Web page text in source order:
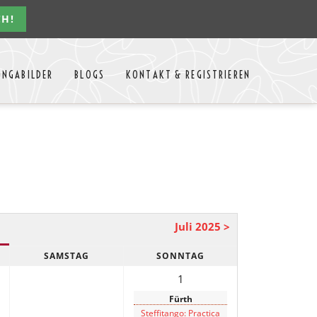
Jahres
BLOGS KONTAKT & REGISTRIEREN
Kontakt
Juli 2025 >
SAMSTAG SONNTAG
1
Fürth
Steffitango: Practica